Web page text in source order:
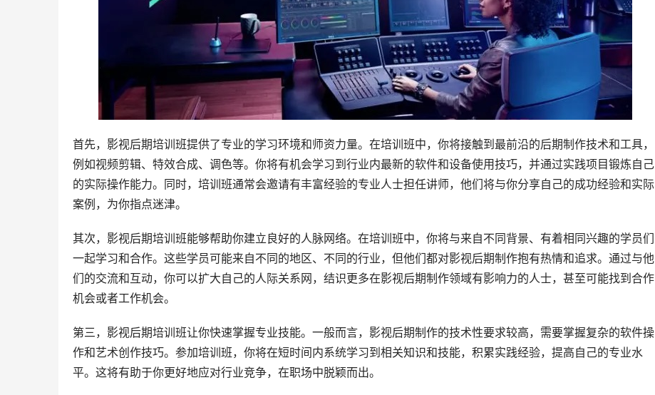
首先，影视后期培训班提供了专业的学习环境和师资力量。在培训班中，你将接触到最前沿的后期制作技术和工具，
例如视频剪辑、特效合成、调色等。你将有机会学习到行业内最新的软件和设备使用技巧，并通过实践项目锻炼自己
的实际操作能力。同时，培训班通常会邀请有丰富经验的专业人士担任讲师，他们将与你分享自己的成功经验和实际
案例，为你指点迷津。
其次，影视后期培训班能够帮助你建立良好的人脉网络。在培训班中，你将与来自不同背景、有着相同兴趣的学员们
一起学习和合作。这些学员可能来自不同的地区、不同的行业，但他们都对影视后期制作抱有热情和追求。通过与他
们的交流和互动，你可以扩大自己的人际关系网，结识更多在影视后期制作领域有影响力的人士，甚至可能找到合作
机会或者工作机会。
第三，影视后期培训班让你快速掌握专业技能。一般而言，影视后期制作的技术性要求较高，需要掌握复杂的软件操
作和艺术创作技巧。参加培训班，你将在短时间内系统学习到相关知识和技能，积累实践经验，提高自己的专业水
平。这将有助于你更好地应对行业竞争，在职场中脱颖而出。